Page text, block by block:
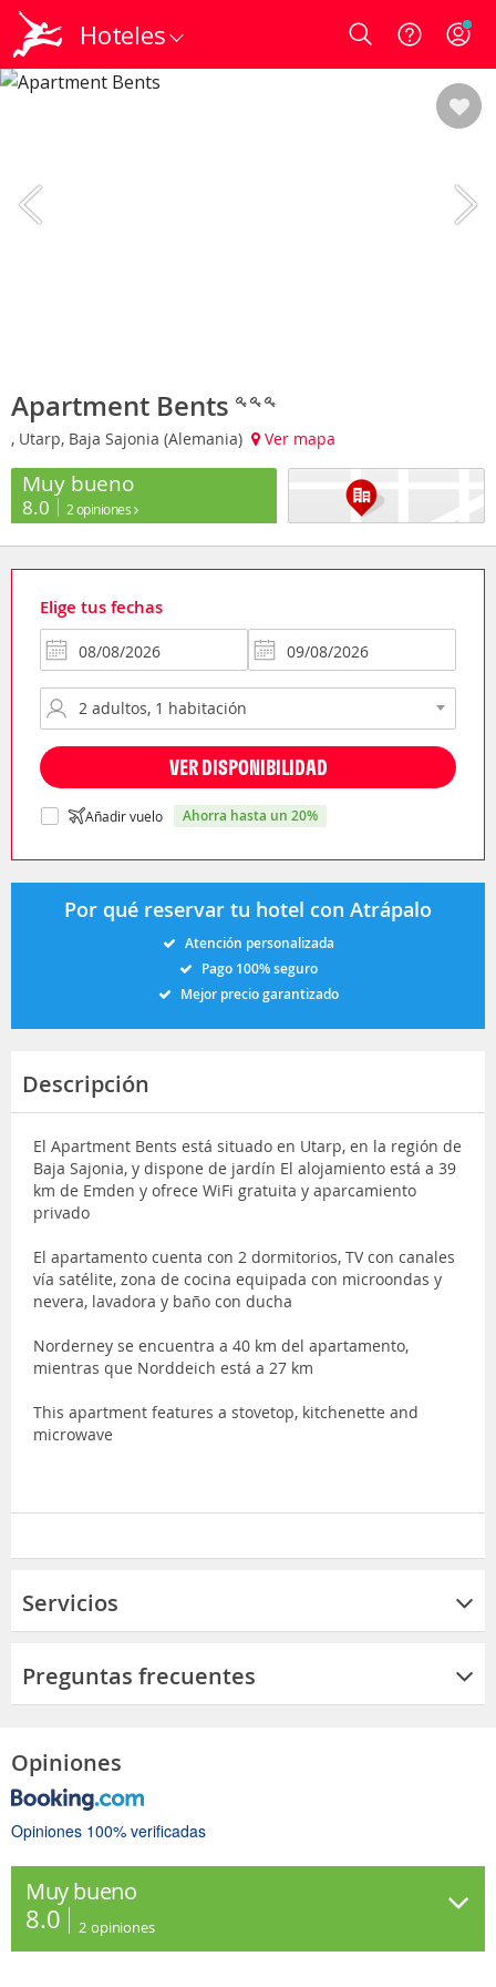
Hoteles Login
Apartment Bents
, Utarp, Baja Sajonia (Alemania) Ver mapa
Muy bueno
8.0 2 opiniones
Elige tus fechas
VER DISPONIBILIDAD
Añadir vuelo ahorra hasta un 20%
Por qué reservar tu hotel con Atrápalo
Atención personalizada
Pago 100% seguro
Mejor precio garantizado
Descripción
El Apartment Bents está situado en Utarp, en la región de
Baja Sajonia, y dispone de jardín El alojamiento está a 39
km de Emden y ofrece WiFi gratuita y aparcamiento
privado
El apartamento cuenta con 2 dormitorios, TV con canales
vía satélite, zona de cocina equipada con microondas y
nevera, lavadora y baño con ducha
Norderney se encuentra a 40 km del apartamento,
mientras que Norddeich está a 27 km
This apartment features a stovetop, kitchenette and
microwave
Servicios
Preguntas frecuentes
Opiniones
Opiniones 100% verificadas
Muy bueno
8.0 2 opiniones